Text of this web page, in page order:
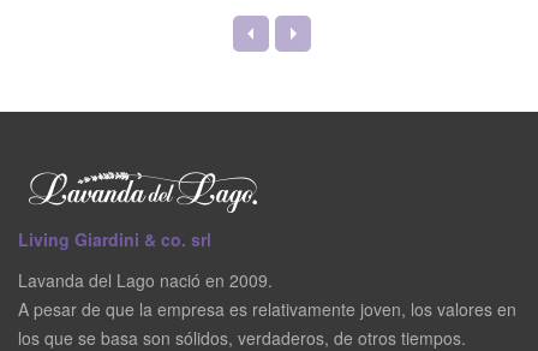
Living Giardini & co. srl
Lavanda del Lago nació en 2009.
A pesar de que la empresa es relativamente joven, los valores en
los que se basa son sólidos, verdaderos, de otros tiempos.